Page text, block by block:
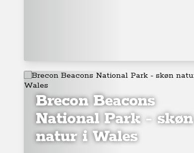
Brecon Beacons
National Park - skøn
natur i Wales